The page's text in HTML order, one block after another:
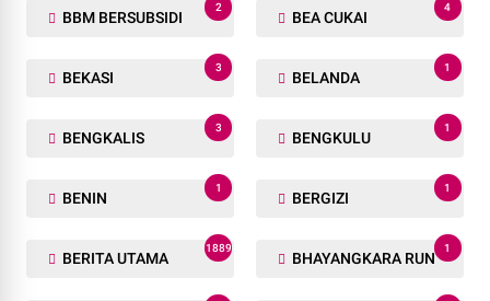
BBM BERSUBSIDI
2
BEA CUKAI
4
BEKASI
3
BELANDA
1
BENGKALIS
3
BENGKULU
1
BENIN
1
BERGIZI
1
BERITA UTAMA
1889
BHAYANGKARA RUN
1